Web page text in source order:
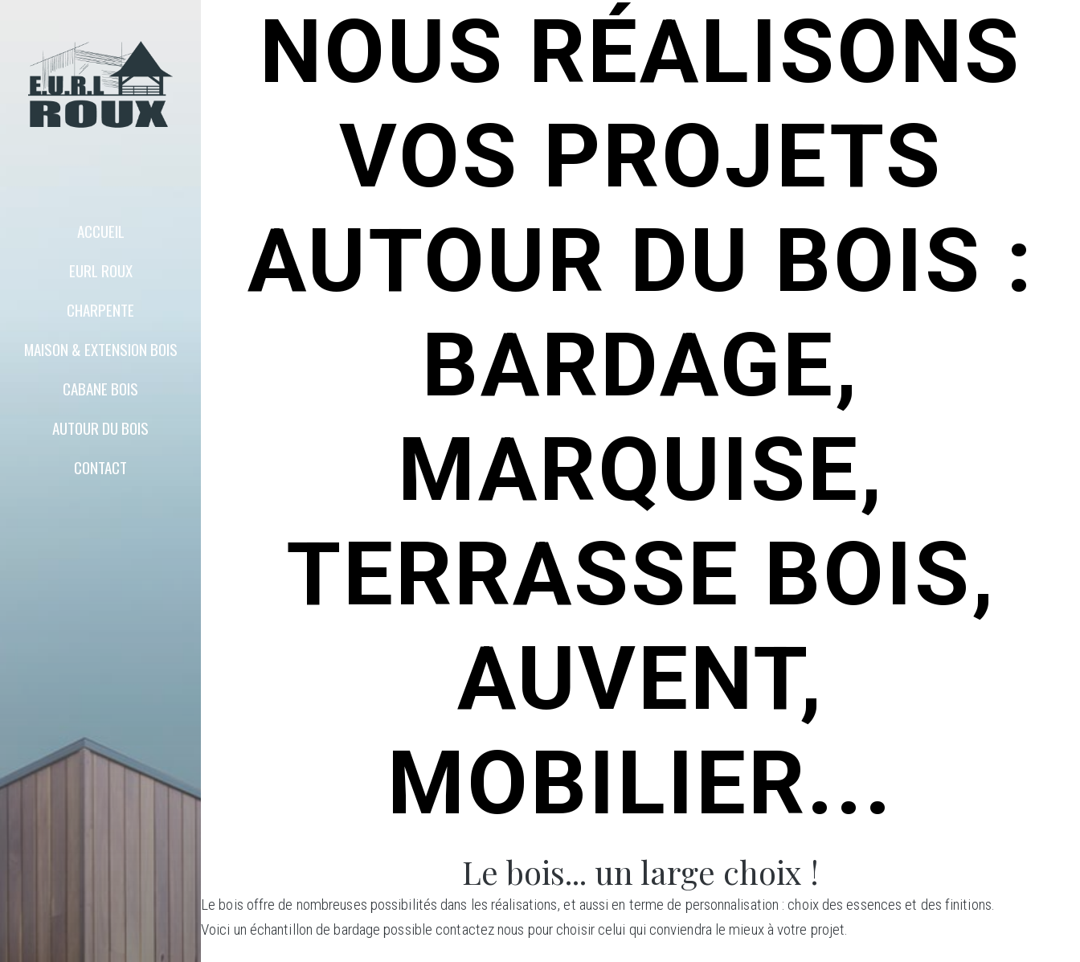
ACCUEIL
EURL ROUX
CHARPENTE
MAISON & EXTENSION BOIS
CABANE BOIS
AUTOUR DU BOIS
CONTACT
NOUS RÉALISONS
VOS PROJETS
AUTOUR DU BOIS :
BARDAGE,
MARQUISE,
TERRASSE BOIS,
AUVENT,
MOBILIER...
Le bois... un large choix !
Le bois offre de nombreuses possibilités dans les réalisations, et aussi en terme de personnalisation : choix des essences et des finitions.
Voici un échantillon de bardage possible contactez nous pour choisir celui qui conviendra le mieux à votre projet.